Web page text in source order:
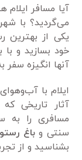
آیا مسافر
می‌گردید؟ با
یکی از بهترین
خود بسازید و با
آنها انگیزه سفر
ایلام با
آثار تاریخی
مسافری را به
سنتی وباغ
بشناسید و از